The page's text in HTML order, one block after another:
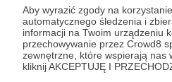
Aby wyrazić zgody na
automatycznego śledzenia i
informacji na Twoim urządzeniu
przechowywanie przez Crowd8
zewnętrzne, które wspierają nas
kliknij AKCEPTUJĘ I
Zostań